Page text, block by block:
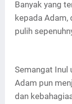
Banyak yang
kepada Adam,
pulih
Semangat Inul
Adam pun
dan